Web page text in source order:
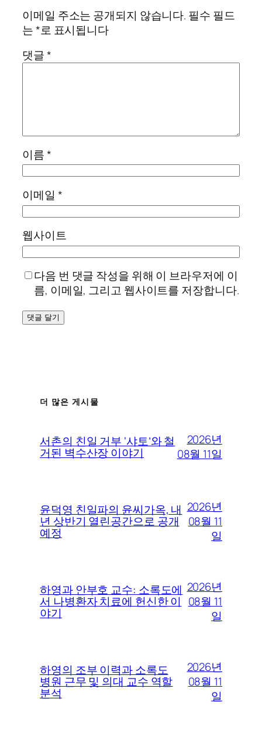
이메일 주소는 공개되지 않습니다. 필수 필드
는*로 표시됩니다
댓글*
이름*
이메일 *
웹사이트
다음 번 댓글 작성을 위해 이 브라우저에 이
름, 이메일, 그리고 웹사이트를 저장합니다.
더 많은 게시물
서촌의 친일 거부 ‘샤토’와 철
거된 벽수산장 이야기
2026년
08월 11일
윤덕영 친일파의 윤씨가옥, 내
년 상반기 열린공간으로 공개
예정
2026년
08월 11
일
하영과 안부호 교수: 소록도에
서 나병환자 치료에 헌신한 이
야기
2026년
08월 11
일
하영의 조부 이력과 소록도
병원 근무 및 의대 교수 역할
분석
2026년
08월 11
일